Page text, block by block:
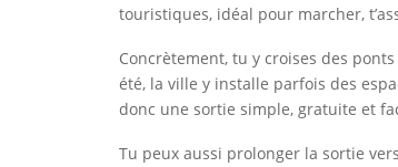
touristiques, idéal pour marcher,
Concrètement, tu y croises des
été, la ville y installe parfois des
donc une sortie simple, gratuite et
Tu peux aussi prolonger la sortie